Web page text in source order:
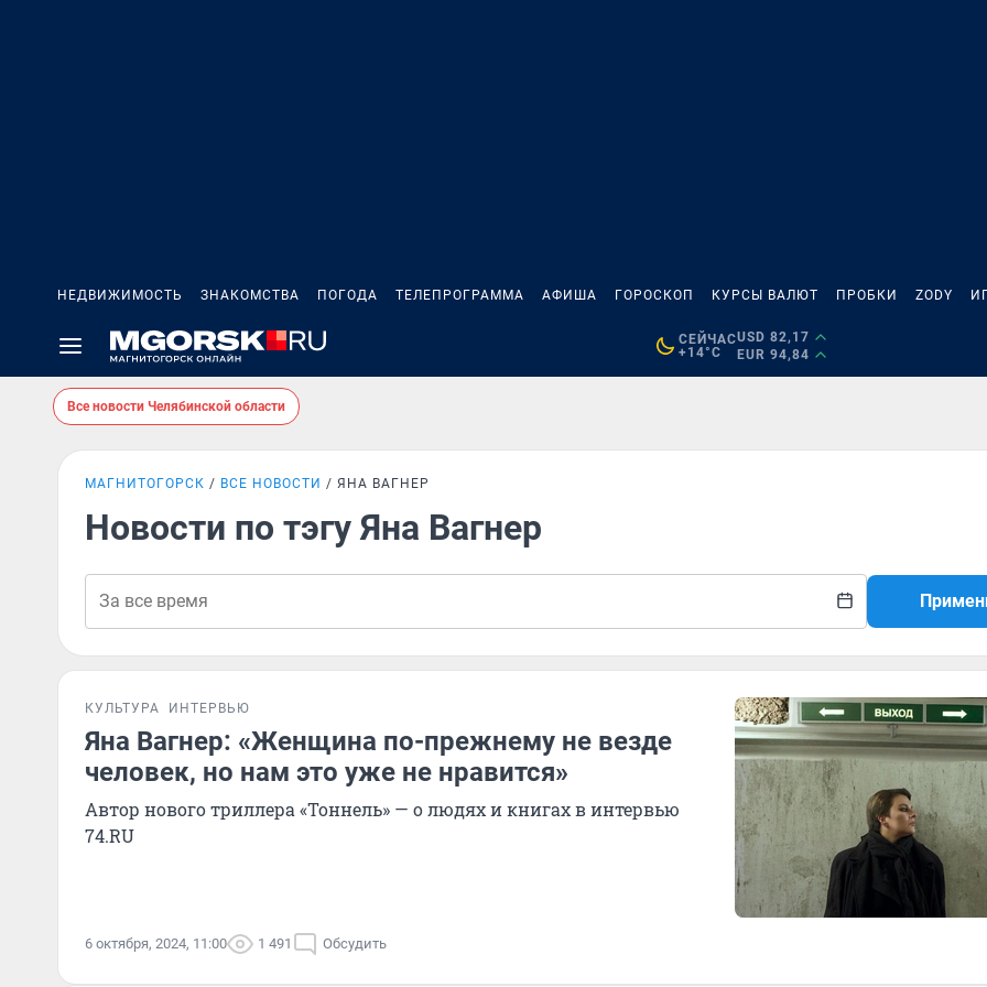
НЕДВИЖИМОСТЬ ЗНАКОМСТВА ПОГОДА ТЕЛЕПРОГРАММА АФИША ГОРОСКОП КУРСЫ ВАЛЮТ ПРОБКИ ZODY
СЕЙЧАС
+14°C
USD 82,17
EUR 94,84
Все новости Челябинской области
МАГНИТОГОРСК ВСЕ НОВОСТИ ЯНА ВАГНЕР
Новости по тэгу Яна Вагнер
КУЛЬТУРА ИНТЕРВЬЮ
Яна Вагнер: «Женщина по-прежнему не везде
человек, но нам это уже не нравится»
Автор нового триллера «Тоннель» — о людях и книгах в интервью
74.RU
6 октября, 2024, 11:00 1 491 Обсудить